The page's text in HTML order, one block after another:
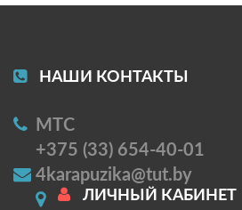
НАШИ КОНТАКТЫ
МТС
+375 (33) 654-40-01
4karapuzika@tut.by
ЛИЧНЫЙ КАБИНЕТ